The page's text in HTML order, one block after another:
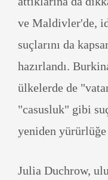
ve Maldivler'de,
suçlarını da
hazırlandı.
ülkelerde de
"casusluk" gibi
yeniden yürürlüğe
Julia Duchrow,